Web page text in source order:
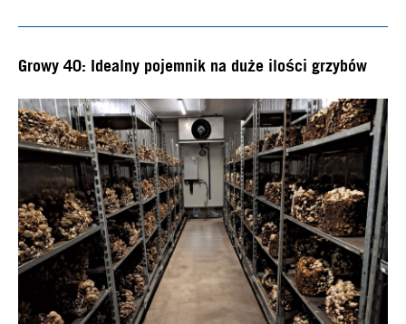
Growy 40: Idealny pojemnik na duże ilości grzybów